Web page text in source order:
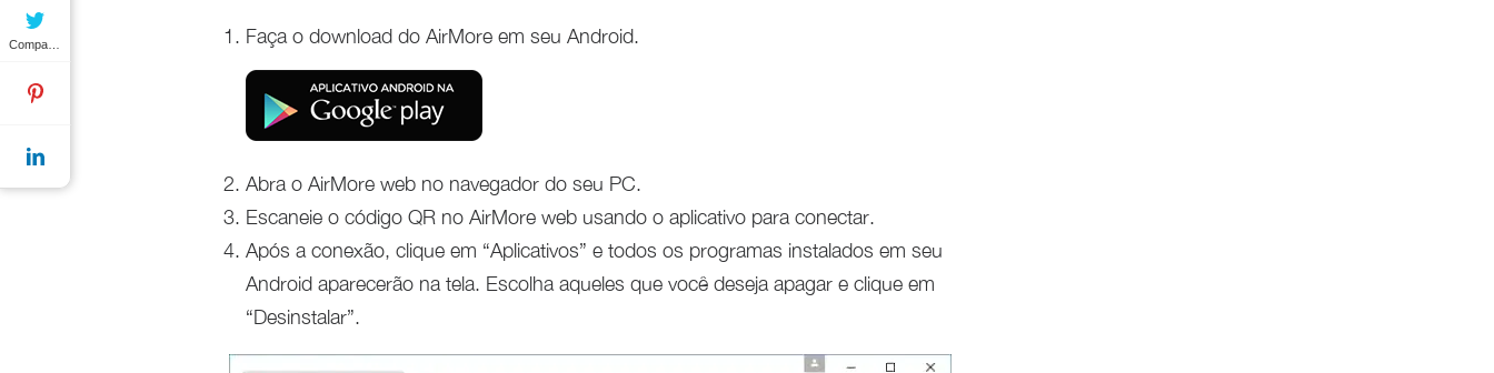
Faça o download do AirMore em seu Android.
Abra o AirMore web no navegador do seu PC.
Escaneie o código QR no AirMore web usando o aplicativo para conectar.
Após a conexão, clique em “Aplicativos” e todos os programas instalados em seu
Android aparecerão na tela. Escolha aqueles que você deseja apagar e clique em
“Desinstalar”.